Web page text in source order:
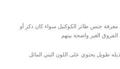
معرفة جنس طائر الكوكتيل سواء كان ذكر أو
الغير واضحة بينهم
طويل يحتوي على اللون البني المائل